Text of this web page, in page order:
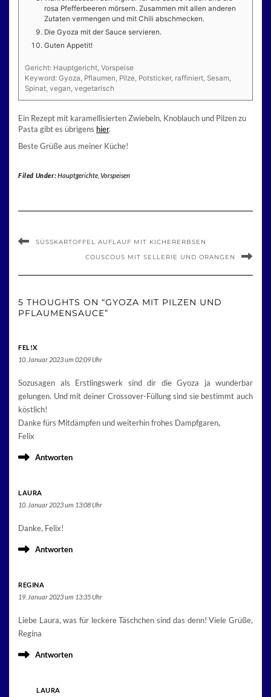
rosa Pfefferbeeren mörsern. Zusammen mit allen anderen
Zutaten vermengen und mit Chili abschmecken.
Die Gyoza mit der Sauce servieren.
Guten Appetit!
Gericht: Hauptgericht, Vorspeise
Keyword: Gyoza, Pflaumen, Pilze, Potsticker, raffiniert, Sesam,
Spinat, vegan, vegetarisch
Ein Rezept mit karamellisierten Zwiebeln, Knoblauch und Pilzen zu
Pasta gibt es übrigens hier.
Beste Grüße aus meiner Küche!
Filed Under:Hauptgerichte, Vorspeisen
SÜSSKARTOFFEL AUFLAUF MIT KICHERERBSEN
COUSCOUS MIT SELLERIE UND ORANGEN
5 THOUGHTS ON “GYOZA MIT PILZEN UND
PFLAUMENSAUCE”
FEL!X
10. Januar 2023 um 02:09 Uhr
Sozusagen als Erstlingswerk sind dir die Gyoza ja wunderbar
gelungen. Und mit deiner Crossover-Füllung sind sie bestimmt auch
köstlich!
Danke fürs Mitdämpfen und weiterhin frohes Dampfgaren,
Felix
Antworten
LAURA
10. Januar 2023 um 13:08 Uhr
Danke, Felix!
Antworten
REGINA
19. Januar 2023 um 13:35 Uhr
Liebe Laura, was für leckere Täschchen sind das denn! Viele Grüße,
Regina
Antworten
LAURA